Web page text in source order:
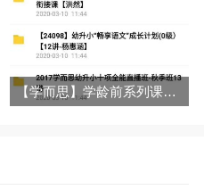
【学而思】学龄前系列课程课程全集百度网盘百度云下载